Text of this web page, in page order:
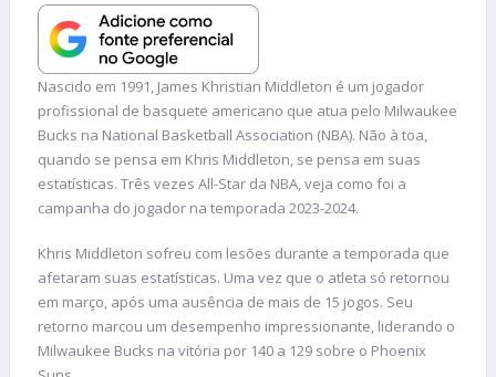
Nascido em 1991, James Khristian Middleton é um jogador
profissional de basquete americano que atua pelo Milwaukee
Bucks na National Basketball Association (NBA). Não à toa,
quando se pensa em Khris Middleton, se pensa em suas
estatísticas. Três vezes All-Star da NBA, veja como foi a
campanha do jogador na temporada 2023-2024.
Khris Middleton sofreu com lesões durante a temporada que
afetaram suas estatísticas. Uma vez que o atleta só retornou
em março, após uma ausência de mais de 15 jogos. Seu
retorno marcou um desempenho impressionante, liderando o
Milwaukee Bucks na vitória por 140 a 129 sobre o Phoenix